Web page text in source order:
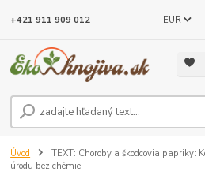
EUR
+421 911 909 012
Úvod
TEXT: Choroby a škodcovia papriky:
úrodu bez chémie